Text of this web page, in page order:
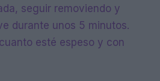
seguir removiendo y
durante unos 5 minutos.
esté espeso y con